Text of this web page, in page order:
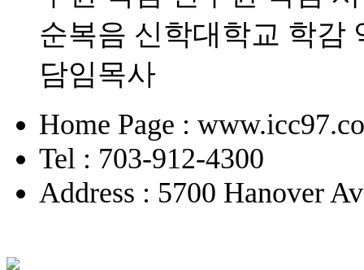
순복음 신학대학교 학감
담임목사
Home Page :
Tel : 703-912-4300
Address : 5700 Hanover